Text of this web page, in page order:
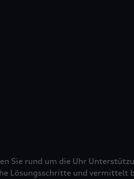
Sie rund um die Uhr
Lösungsschritte und vermittelt